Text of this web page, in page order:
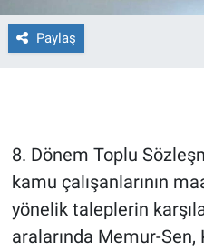
Paylaş
8. Dönem Toplu
kamu çalışanlarının
yönelik taleplerin
aralarında Memur-
Gün Başlıyor
Gündem Özel
Günün görüntüsü